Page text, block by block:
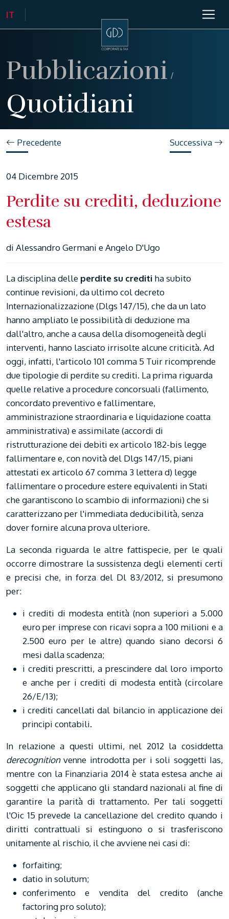
Pubblicazioni /
Quotidiani
Precedente Successiva
04 Dicembre 2015
Perdite su crediti, deduzione
estesa
di Alessandro Germani e Angelo D'Ugo
La disciplina delle perdite su crediti ha subito
continue revisioni, da ultimo col decreto
Internazionalizzazione (Dlgs 147/15), che da un lato
hanno ampliato le possibilità di deduzione ma
dall'altro, anche a causa della disomogeneità degli
interventi, hanno lasciato irrisolte alcune criticità. Ad
oggi, infatti, l'articolo 101 comma 5 Tuir ricomprende
due tipologie di perdite su crediti. La prima riguarda
quelle relative a procedure concorsuali (fallimento,
concordato preventivo e fallimentare,
amministrazione straordinaria e liquidazione coatta
amministrativa) e assimilate (accordi di
ristrutturazione dei debiti ex articolo 182-bis legge
fallimentare e, con novità del Dlgs 147/15, piani
attestati ex articolo 67 comma 3 lettera d) legge
fallimentare o procedure estere equivalenti in Stati
che garantiscono lo scambio di informazioni) che si
caratterizzano per l'immediata deducibilità, senza
dover fornire alcuna prova ulteriore.
La seconda riguarda le altre fattispecie, per le quali
occorre dimostrare la sussistenza degli elementi certi
e precisi che, in forza del Dl 83/2012, si presumono
per:
i crediti di modesta entità (non superiori a 5.000
euro per imprese con ricavi sopra a 100 milioni e a
2.500 euro per le altre) quando siano decorsi 6
mesi dalla scadenza;
i crediti prescritti, a prescindere dal loro importo
e anche per i crediti di modesta entità (circolare
26/E/13);
i crediti cancellati dal bilancio in applicazione dei
principi contabili.
In relazione a questi ultimi, nel 2012 la cosiddetta
derecognitionvenne introdotta per i soli soggetti Ias,
mentre con la Finanziaria 2014 è stata estesa anche ai
soggetti che applicano gli standard nazionali al fine di
garantire la parità di trattamento. Per tali soggetti
l'Oic 15 prevede la cancellazione del credito quando i
diritti contrattuali si estinguono o si trasferiscono
unitamente al rischio, il che avviene nei casi di:
forfaiting;
datio in solutum;
conferimento e vendita del credito (anche
factoring pro soluto);